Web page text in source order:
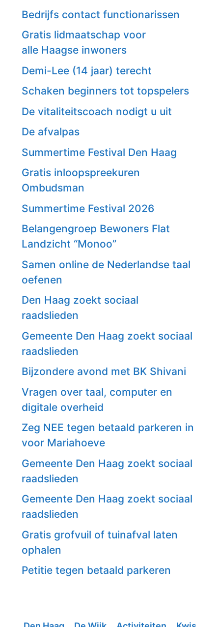
Bedrijfs contact functionarissen
Gratis lidmaatschap voor
alle Haagse inwoners
Demi-Lee (14 jaar) terecht
Schaken beginners tot topspelers
De vitaliteitscoach nodigt u uit
De afvalpas
Summertime Festival Den Haag
Gratis inloopspreekuren
Ombudsman
Summertime Festival 2026
Belangengroep Bewoners Flat
Landzicht “Monoo”
Samen online de Nederlandse taal
oefenen
Den Haag zoekt sociaal
raadslieden
Gemeente Den Haag zoekt sociaal
raadslieden
Bijzondere avond met BK Shivani
Vragen over taal, computer en
digitale overheid
Zeg NEE tegen betaald parkeren in
voor Mariahoeve
Gemeente Den Haag zoekt sociaal
raadslieden
Gemeente Den Haag zoekt sociaal
raadslieden
Gratis grofvuil of tuinafval laten
ophalen
Petitie tegen betaald parkeren